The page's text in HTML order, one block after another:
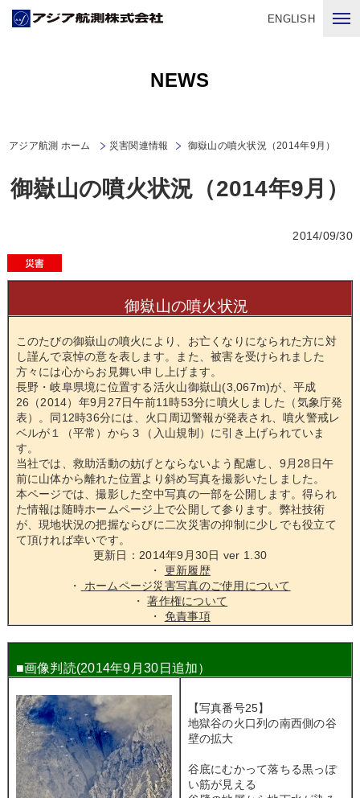
ENGLISH
NEWS
アジア航測 ホーム 災害関連情報 御嶽山の噴火状況（2014年9月）
御嶽山の噴火状況（2014年9月）
2014/09/30
御嶽山の噴火状況
このたびの御嶽山の噴火により、お亡くなりになられた方に対
し謹んで哀悼の意を表します。また、被害を受けられました
方々には心からお見舞い申し上げます。
長野・岐阜県境に位置する活火山御嶽山(3,067m)が、平成
26（2014）年9月27日午前11時53分に噴火しました（気象庁発
表）。同12時36分には、火口周辺警報が発表され、噴火警戒レ
ベルが１（平常）から３（入山規制）に引き上げられていま
す。
当社では、救助活動の妨げとならないよう配慮し、9月28日午
前に山体から離れた位置より斜め写真を撮影いたしました。
本ページでは、撮影した空中写真の一部を公開します。得られ
た情報は随時ホームページ上で公開して参ります。弊社技術
が、現地状況の把握ならびに二次災害の抑制に少しでも役立て
て頂ければ幸いです。
更新日：2014年9月30日 ver 1.30
・ 更新履歴
・
ホームページ災害写真のご使用について
・著作権について
・ 免責事項
■画像判読(2014年9月30日追加）
【写真番号25】
地獄谷の火口列の南西側の谷
壁の拡大
谷底にむかって落ちる黒っぽ
い筋が見える